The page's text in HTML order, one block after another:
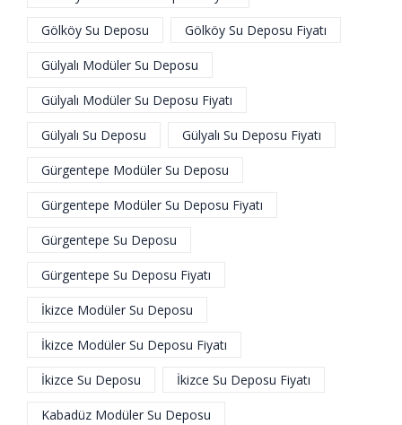
Gölköy Su Deposu Gölköy Su Deposu Fiyatı
Gülyalı Modüler Su Deposu
Gülyalı Modüler Su Deposu Fiyatı
Gülyalı Su Deposu Gülyalı Su Deposu Fiyatı
Gürgentepe Modüler Su Deposu
Gürgentepe Modüler Su Deposu Fiyatı
Gürgentepe Su Deposu
Gürgentepe Su Deposu Fiyatı
İkizce Modüler Su Deposu
İkizce Modüler Su Deposu Fiyatı
İkizce Su Deposu İkizce Su Deposu Fiyatı
Kabadüz Modüler Su Deposu